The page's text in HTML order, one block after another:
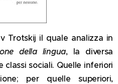
Trotskij il quale analizza in
della lingua, la diversa
sociali. Quelle inferiori
per quelle superiori,